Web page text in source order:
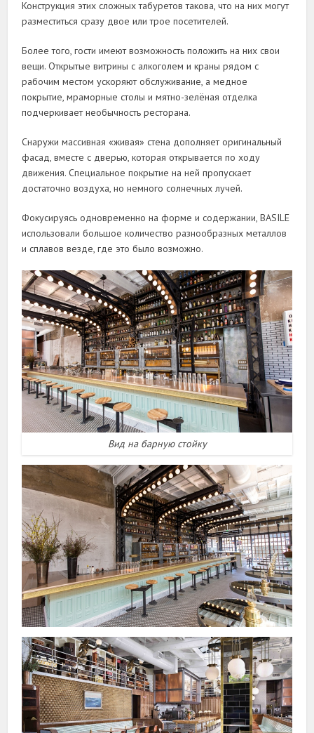
Конструкция этих сложных табуретов такова, что на них могут
разместиться сразу двое или трое посетителей.
Более того, гости имеют возможность положить на них свои
вещи. Открытые витрины с алкоголем и краны рядом с
рабочим местом ускоряют обслуживание, а медное
покрытие, мраморные столы и мятно-зелёная отделка
подчеркивает необычность ресторана.
Снаружи массивная «живая» стена дополняет оригинальный
фасад, вместе с дверью, которая открывается по ходу
движения. Специальное покрытие на ней пропускает
достаточно воздуха, но немного солнечных лучей.
Фокусируясь одновременно на форме и содержании, BASILE
использовали большое количество разнообразных металлов
и сплавов везде, где это было возможно.
Вид на барную стойку